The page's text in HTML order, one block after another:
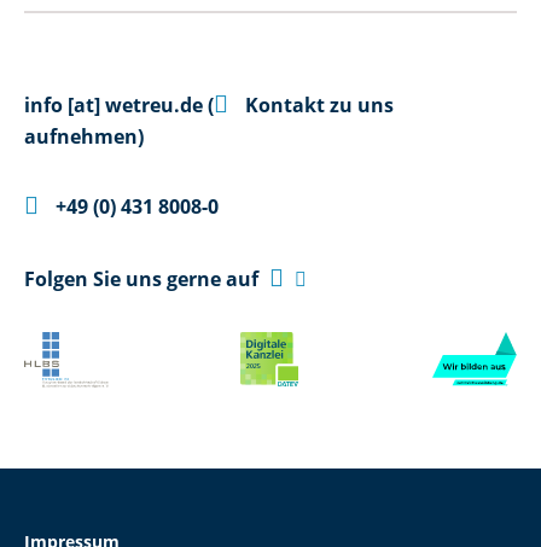
info [at]wetreu.de(
Kontakt zu uns
aufnehmen)
 +49 (0) 431 8008-0
Folgen Sie uns gerne auf  
Impressum